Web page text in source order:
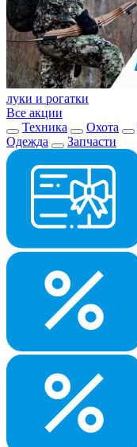
луки и рогатки
Все акции
Техника
Охота
Одежда
Запчасти